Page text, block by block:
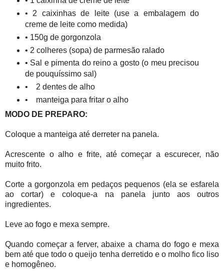
• 2 caixinhas de leite (use a embalagem do
creme de leite como medida)
• 150g de gorgonzola
• 2 colheres (sopa) de parmesão ralado
• Sal e pimenta do reino a gosto (o meu precisou
de pouquíssimo sal)
• 2 dentes de alho
• manteiga para fritar o alho
MODO DE PREPARO:
Coloque a manteiga até derreter na panela.
Acrescente o alho e frite, até começar a escurecer, não
muito frito.
Corte a gorgonzola em pedaços pequenos (ela se esfarela
ao cortar) e coloque-a na panela junto aos outros
ingredientes.
Leve ao fogo e mexa sempre.
Quando começar a ferver, abaixe a chama do fogo e mexa
bem até que todo o queijo tenha derretido e o molho fico liso
e homogêneo.